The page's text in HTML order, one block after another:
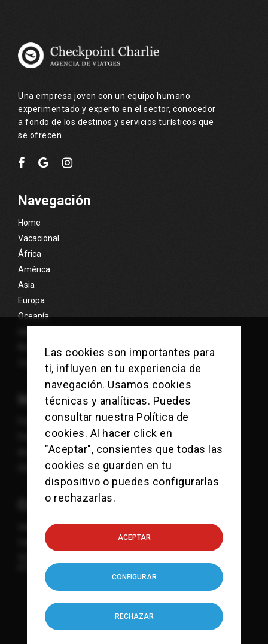
Una empresa joven con un equipo humano
experimentado y experto en el sector, conocedor
a fondo de los destinos y servicios turísticos que
se ofrecen.
Navegación
Home
Vacacional
África
América
Asia
Europa
Oceanía
Nosotros
Contacto
Información
Política de Cookies
Política de Privacidad
Aviso Legal
Sitemap
Contacto
viajes@checkpointcharlie.es
Calle Mandri 3-9
615 832 107
Las cookies son importantes para
ti, influyen en tu experiencia de
navegación. Usamos cookies
técnicas y analíticas. Puedes
consultar nuestra Política de
cookies. Al hacer click en
"Aceptar", consientes que todas las
cookies se guarden en tu
dispositivo o puedes configurarlas
o rechazarlas.
ACEPTAR
CONFIGURAR
RECHAZAR